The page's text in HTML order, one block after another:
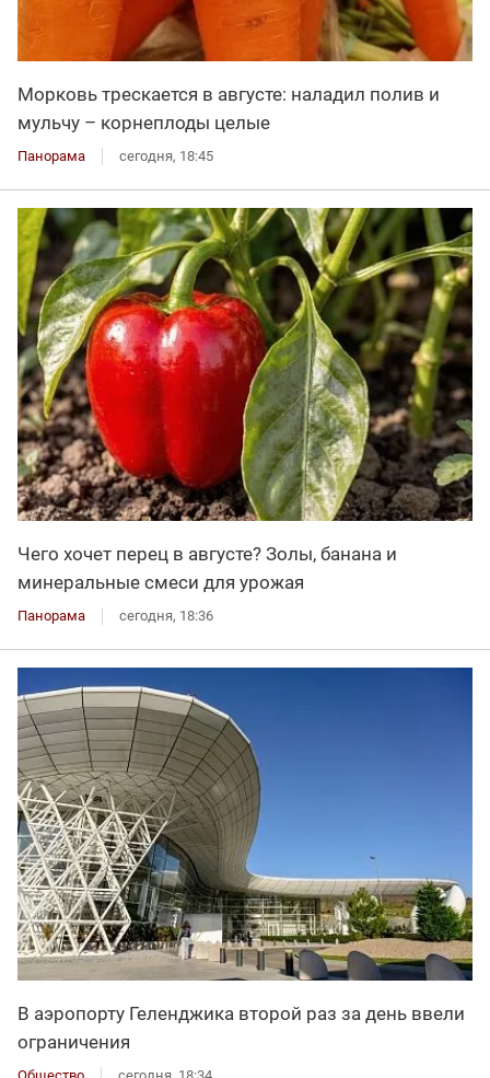
Морковь трескается в августе: наладил полив и
мульчу – корнеплоды целые
Панорама сегодня, 18:45
Чего хочет перец в августе? Золы, банана и
минеральные смеси для урожая
Панорама сегодня, 18:36
В аэропорту Геленджика второй раз за день ввели
ограничения